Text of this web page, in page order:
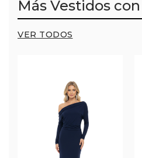
Más Vestidos
VER TODOS